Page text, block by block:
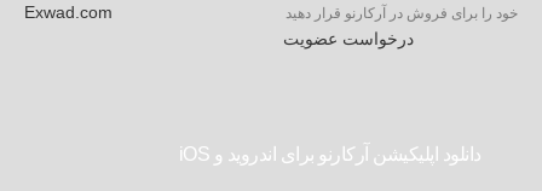
خود را برای فروش در آرکارنو قرار دهید
درخواست عضویت
Exwad.com
دانلود اپلیکیشن آرکارنو برای اندروید و iOS